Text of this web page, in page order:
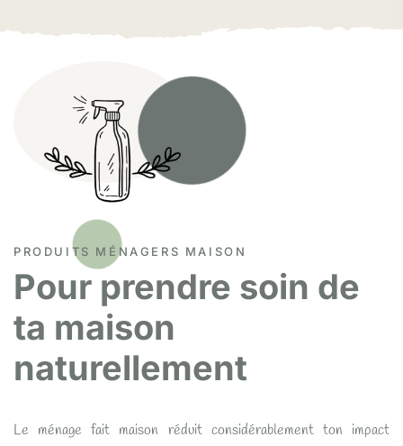
PRODUITS MÉNAGERS MAISON
Pour prendre soin de
ta maison
naturellement
Le ménage fait maison réduit considérablement ton impact